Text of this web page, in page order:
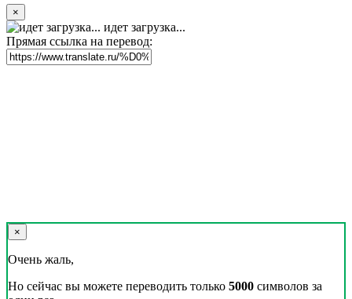
×
идет загрузка...
Прямая ссылка на перевод:
×
Очень жаль,
Но сейчас вы можете переводить только 5000 символов за